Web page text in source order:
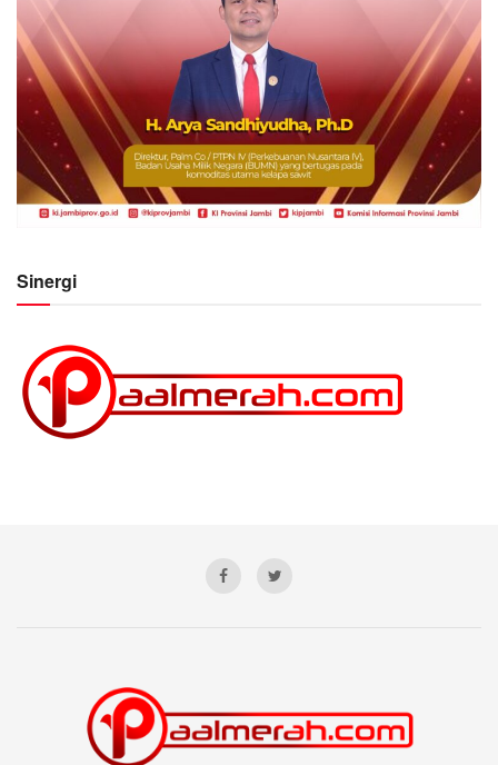
Sinergi